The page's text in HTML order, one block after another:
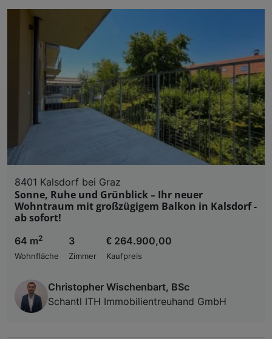
8401 Kalsdorf bei Graz
Sonne, Ruhe und Grünblick – Ihr neuer
Wohntraum mit großzügigem Balkon in Kalsdorf -
ab sofort!
64 m2
Wohnfläche
3
Zimmer
€ 264.900,00
Kaufpreis
Christopher Wischenbart, BSc
Schantl ITH Immobilientreuhand GmbH